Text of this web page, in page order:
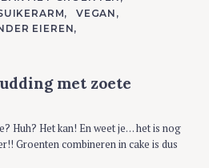
VEGAN
EIEREN
met zoete
Huh? Het kan! En weet je… het is nog
Groenten combineren in cake is dus